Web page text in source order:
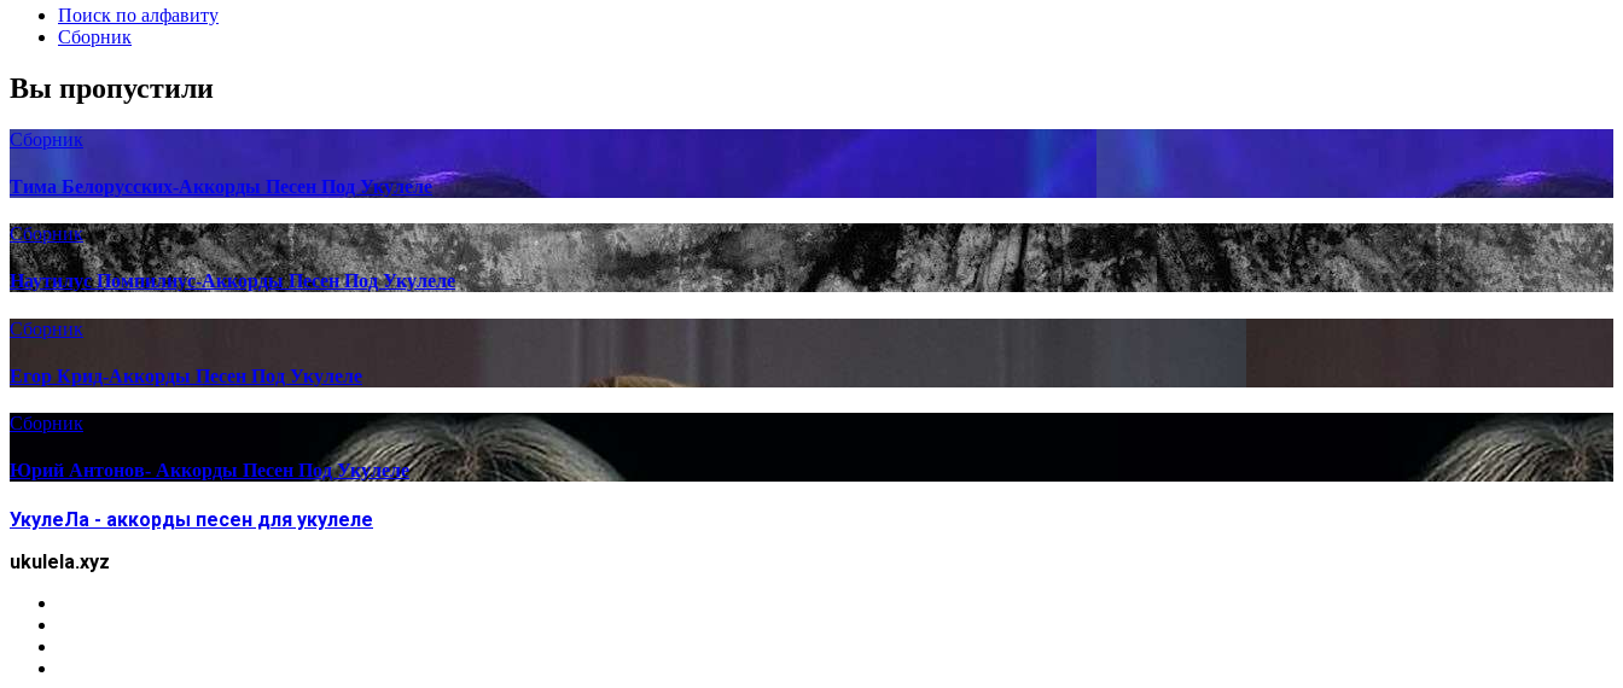
Поиск по алфавиту
Сборник
Вы пропустили
Сборник
Тима Белорусских-Аккорды Песен Под Укулеле
Сборник
Наутилус Помпилиус-Аккорды Песен Под Укулеле
Сборник
Егор Крид-Аккорды Песен Под Укулеле
Сборник
Юрий Антонов- Аккорды Песен Под Укулеле
УкулеЛа - аккорды песен для укулеле
ukulela.xyz